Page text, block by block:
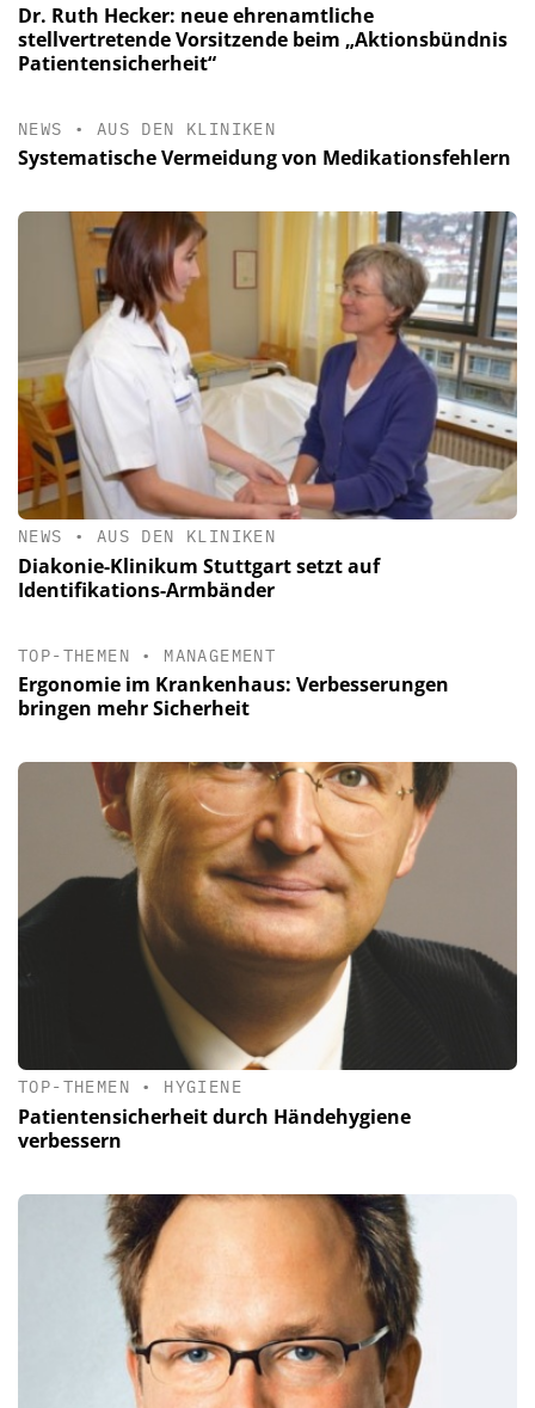
Dr. Ruth Hecker: neue ehrenamtliche
stellvertretende Vorsitzende beim „Aktionsbündnis
Patientensicherheit“
NEWS • AUS DEN KLINIKEN
Systematische Vermeidung von Medikationsfehlern
NEWS • AUS DEN KLINIKEN
Diakonie-Klinikum Stuttgart setzt auf
Identifikations-Armbänder
TOP-THEMEN • MANAGEMENT
Ergonomie im Krankenhaus: Verbesserungen
bringen mehr Sicherheit
TOP-THEMEN • HYGIENE
Patientensicherheit durch Händehygiene
verbessern